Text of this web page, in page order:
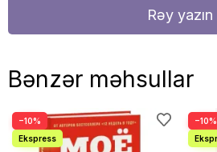
Rəy yazın
Bənzər məhsullar
−10% −10%